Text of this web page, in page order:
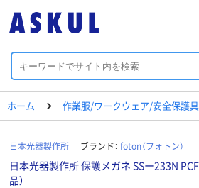
ホーム 作業服/ワークウェア/安全保護具
日本光器製作所 ブランド： foton（フォトン）
日本光器製作所 保護メガネ SSー233N
品）